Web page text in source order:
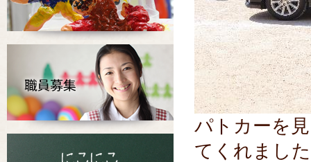
パトカーを
てくれまし